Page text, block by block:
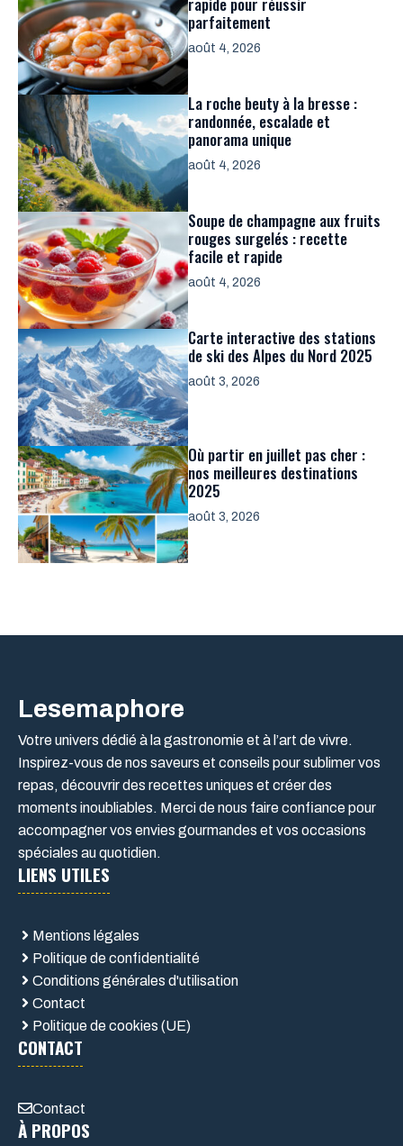
parfaitement
août 4, 2026
La roche beuty à la bresse :
randonnée, escalade et
panorama unique
août 4, 2026
Soupe de champagne aux fruits
rouges surgelés : recette
facile et rapide
août 4, 2026
Carte interactive des stations
de ski des Alpes du Nord 2025
août 3, 2026
Où partir en juillet pas cher :
nos meilleures destinations
2025
août 3, 2026
Lesemaphore
Votre univers dédié à la gastronomie et à l’art de vivre.
Inspirez-vous de nos saveurs et conseils pour sublimer vos
repas, découvrir des recettes uniques et créer des
moments inoubliables. Merci de nous faire confiance pour
accompagner vos envies gourmandes et vos occasions
spéciales au quotidien.
LIENS UTILES
Mentions légales
Politique de confidentialité
Conditions générales d'utilisation
Contact
Politique de cookies (UE)
CONTACT
Contact
À PROPOS